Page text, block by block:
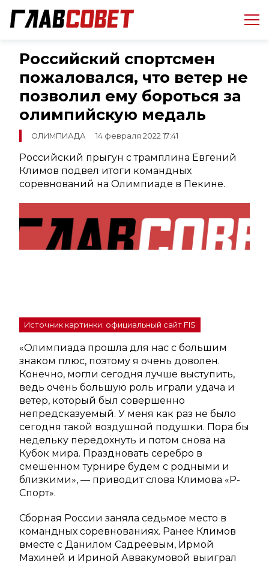
Российский спортсмен
пожаловался, что ветер не
позволил ему бороться за
олимпийскую медаль
ОЛИМПИАДА 14 февраля 2022 17:41
Российский прыгун с трамплина Евгений
Климов подвел итоги командных
соревнований на Олимпиаде в Пекине.
Источник картинки: официальный сайт FIS
«Олимпиада прошла для нас с большим
знаком плюс, поэтому я очень доволен.
Конечно, могли сегодня лучше выступить,
ведь очень большую роль играли удача и
ветер, который был совершенно
непредсказуемый. У меня как раз не было
сегодня такой воздушной подушки. Пора бы
недельку передохнуть и потом снова на
Кубок мира. Праздновать серебро в
смешенном турнире будем с родными и
близкими», — приводит слова Климова «Р-
Спорт».
Сборная России заняла седьмое место в
командных соревнованиях. Ранее Климов
вместе с Данилом Садреевым, Ирмой
Махиней и Ириной Аввакумовой выиграл